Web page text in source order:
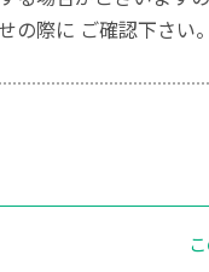
の際に ご確認下さい。